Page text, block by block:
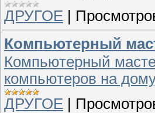
ДРУГОЕ
Компьютерный
Компьютерный
компьютеров на дому
ДРУГОЕ